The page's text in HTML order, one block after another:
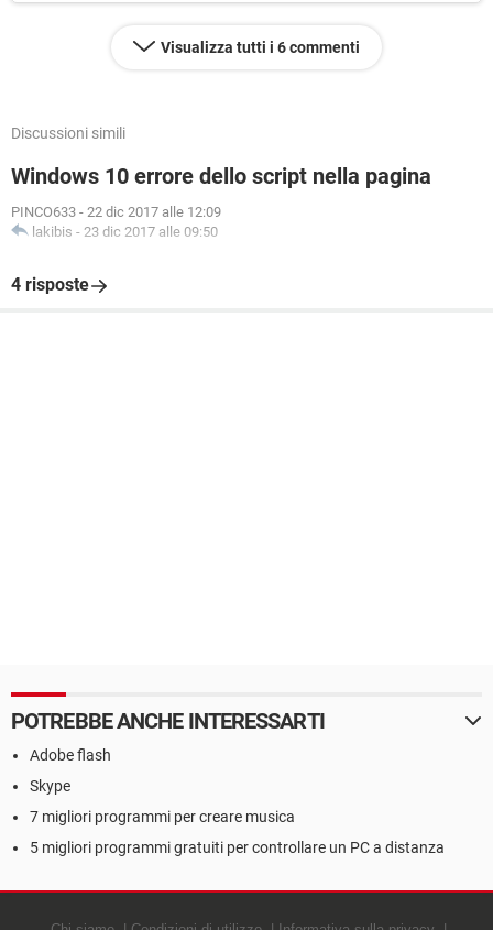
Visualizza tutti i 6 commenti
Discussioni simili
Windows 10 errore dello script nella pagina
PINCO633 - 22 dic 2017 alle 12:09
lakibis - 23 dic 2017 alle 09:50
4 risposte
POTREBBE ANCHE INTERESSARTI
Adobe flash
Skype
7 migliori programmi per creare musica
5 migliori programmi gratuiti per controllare un PC a distanza